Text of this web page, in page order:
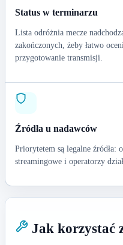
Status w terminarzu
Lista odróżnia mecze
zakończonych, żeby łatwo
przygotowanie transmisji.
Źródła u nadawców
Priorytetem są legalne
streamingowe i operatorzy
Jak korzystać